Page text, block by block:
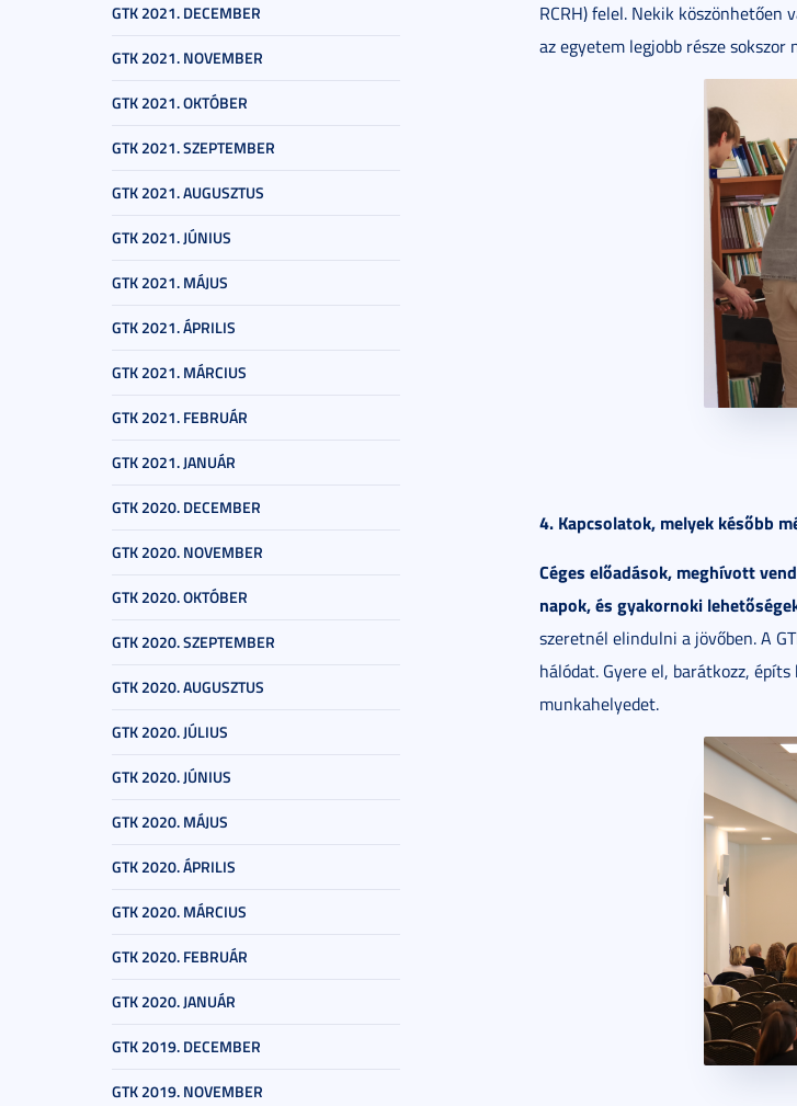
GTK 2021. DECEMBER
GTK 2021. NOVEMBER
GTK 2021. OKTÓBER
GTK 2021. SZEPTEMBER
GTK 2021. AUGUSZTUS
GTK 2021. JÚNIUS
GTK 2021. MÁJUS
GTK 2021. ÁPRILIS
GTK 2021. MÁRCIUS
GTK 2021. FEBRUÁR
GTK 2021. JANUÁR
GTK 2020. DECEMBER
GTK 2020. NOVEMBER
GTK 2020. OKTÓBER
GTK 2020. SZEPTEMBER
GTK 2020. AUGUSZTUS
GTK 2020. JÚLIUS
GTK 2020. JÚNIUS
GTK 2020. MÁJUS
GTK 2020. ÁPRILIS
GTK 2020. MÁRCIUS
GTK 2020. FEBRUÁR
GTK 2020. JANUÁR
GTK 2019. DECEMBER
GTK 2019. NOVEMBER
RCRH) felel. Nekik
az egyetem legjobb része
4. Kapcsolatok, melyek később
Céges előadások, meghívott
napok, és gyakornoki
szeretnél elindulni a jövőben. A
hálódat. Gyere el, barátkozz,
munkahelyedet.